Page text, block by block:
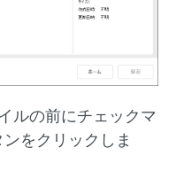
ルの前にチェックマ
ンをクリックしま